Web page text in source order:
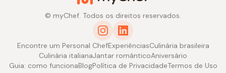
© myChef. Todos os direitos reservados.
Encontre um Personal ChefExperiênciasCulinária brasileira
Culinária italianaJantar românticoAniversário
Guia: como funcionaBlogPolítica de PrivacidadeTermos de Uso